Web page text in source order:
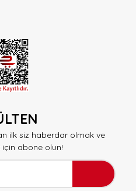
ilk siz haberdar olmak ve
abone olun!